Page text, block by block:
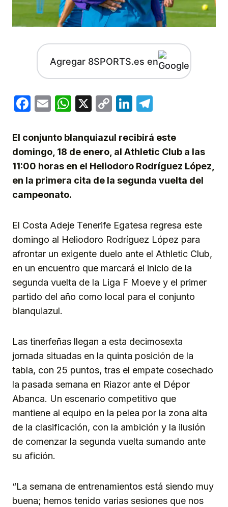
Agregar 8SPORTS.es en
Facebook
EmailWhatsApp
X
CopyLinkedIn
El conjunto blanquiazul recibirá este
domingo, 18 de enero, al Athletic Club a las
11:00 horas en el Heliodoro Rodríguez López,
en la primera cita de la segunda vuelta del
campeonato.
El Costa Adeje Tenerife Egatesa regresa este
domingo al Heliodoro Rodríguez López para
afrontar un exigente duelo ante el Athletic Club,
en un encuentro que marcará el inicio de la
segunda vuelta de la Liga F Moeve y el primer
partido del año como local para el conjunto
blanquiazul.
Las tinerfeñas llegan a esta decimosexta
jornada situadas en la quinta posición de la
tabla, con 25 puntos, tras el empate cosechado
la pasada semana en Riazor ante el Dépor
Abanca. Un escenario competitivo que
mantiene al equipo en la pelea por la zona alta
de la clasificación, con la ambición y la ilusión
de comenzar la segunda vuelta sumando ante
su afición.
“La semana de entrenamientos está siendo muy
buena; hemos tenido varias sesiones que nos